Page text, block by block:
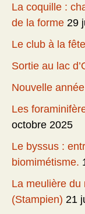
La coquille :
de la forme 29
Le club à la
Sortie au lac
Nouvelle année
Les
octobre 2025
Le byssus :
biomimétisme.
La meulière du
(Stampien) 21